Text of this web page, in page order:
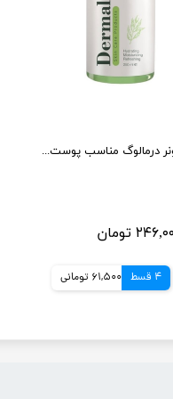
تونر درمالوگ مناسب پوست چرب حجم 250میلی لیتر
تومان
4 قسط 61,500 تومانی